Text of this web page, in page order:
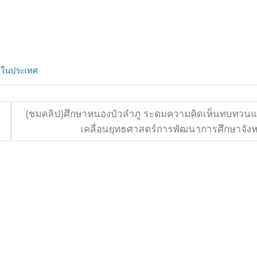
ในประเทศ
(ชมคลิป)ศึกษาหนองบัวลำภู ระดมความคิดเห็นทบทวน
เคลื่อนยุทธศาสตร์การพัฒนาการศึกษาจัง